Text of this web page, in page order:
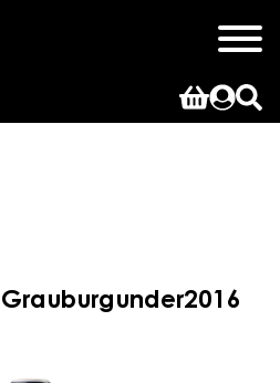
Grauburgunder2016